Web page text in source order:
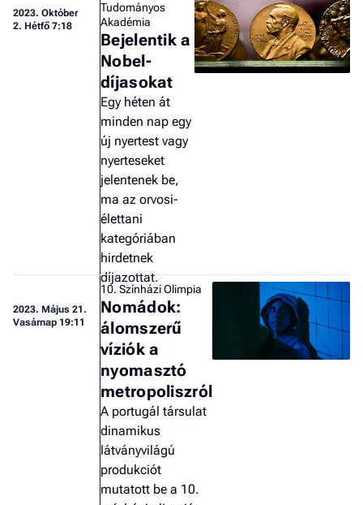
2023. Október
2. Hétfő 7:18
Tudományos
Akadémia
Bejelentik a
Nobel-
díjasokat
Egy héten át
minden nap egy
új nyertest vagy
nyerteseket
jelentenek be,
ma az orvosi-
élettani
kategóriában
hirdetnek
díjazottat.
2023. Május 21.
Vasárnap 19:11
10. Színházi Olimpia
Nomádok:
álomszerű
víziók a
nyomasztó
metropoliszról
A portugál társulat
dinamikus
látványvilágú
produkciót
mutatott be a 10.